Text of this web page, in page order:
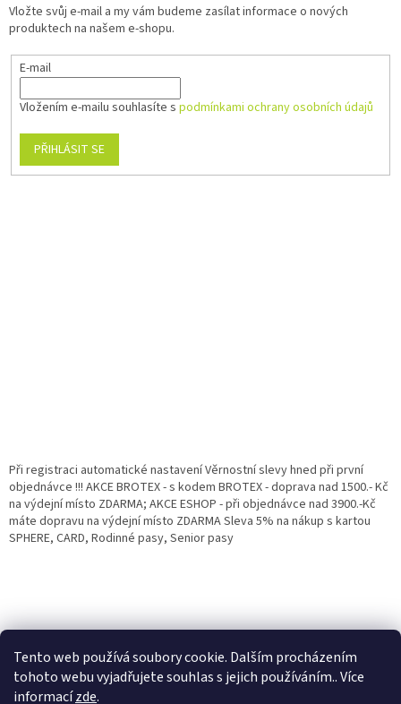
Tento web používá soubory cookie. Dalším procházením
tohoto webu vyjadřujete souhlas s jejich používáním.. Více
informacízde.
Vložte svůj e-mail a my vám budeme zasílat informace o nových
produktech na našem e-shopu.
E-mail
Vložením e-mailu souhlasíte s podmínkami ochrany osobních údajů
PŘIHLÁSIT SE
Při registraci automatické nastavení Věrnostní slevy hned při první
objednávce !!! AKCE BROTEX - s kodem BROTEX - doprava nad 1500.- Kč
na výdejní místo ZDARMA; AKCE ESHOP - při objednávce nad 3900.-Kč
máte dopravu na výdejní místo ZDARMA Sleva 5% na nákup s kartou
SPHERE, CARD, Rodinné pasy, Senior pasy